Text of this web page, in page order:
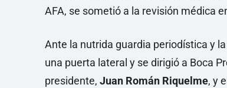
AFA, se sometió a la revisión médica
Ante la nutrida guardia periodística y
una puerta lateral y se dirigió a Boca
presidente, Juan Román Riquelme, y